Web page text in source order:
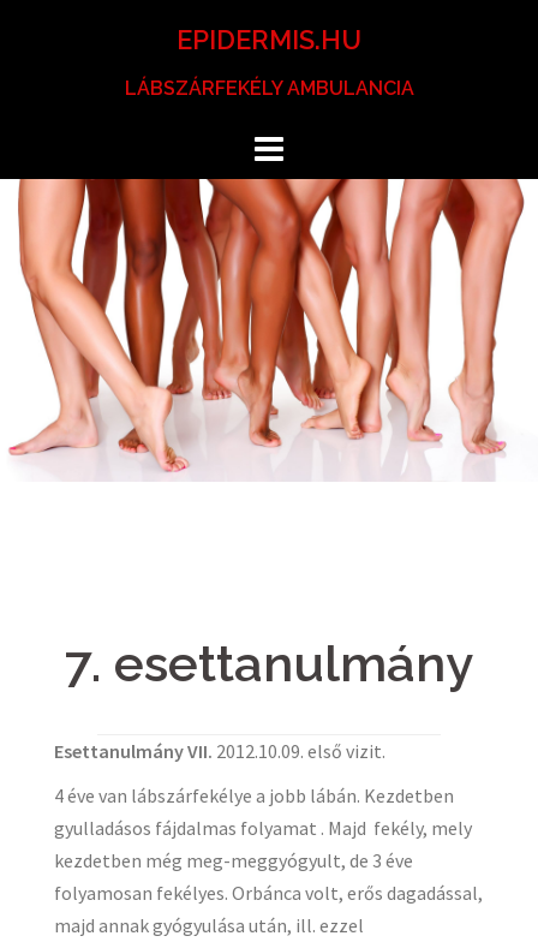
EPIDERMIS.HU
LÁBSZÁRFEKÉLY AMBULANCIA
7. esettanulmány
Esettanulmány VII. 2012.10.09. első vizit.
4 éve van lábszárfekélye a jobb lábán. Kezdetben
gyulladásos fájdalmas folyamat . Majd fekély, mely
kezdetben még meg-meggyógyult, de 3 éve
folyamosan fekélyes. Orbánca volt, erős dagadással,
majd annak gyógyulása után, ill. ezzel